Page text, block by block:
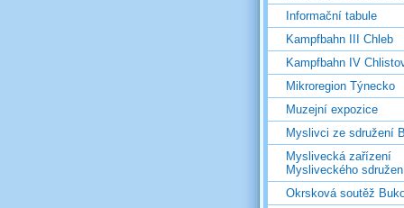
Informační tabule
Kampfbahn III Chleb
Kampfbahn IV
Mikroregion Týnecko
Muzejní expozice
Myslivci ze sdružení
Myslivecká zařízení
Mysliveckého
Okrsková soutěž